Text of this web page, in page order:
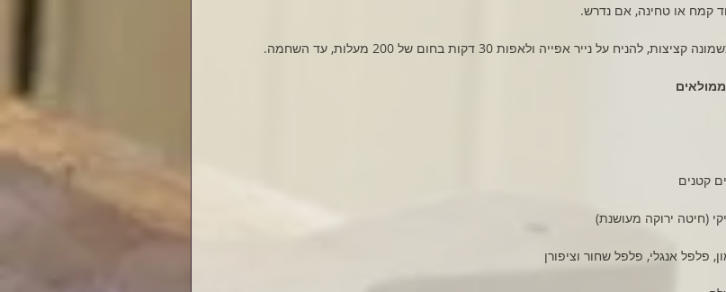
קמח או טחינה, אם נדרש.
(חיטה ירוקה מעושנת)
פלפל אנגלי, פלפל שחור וציפורן